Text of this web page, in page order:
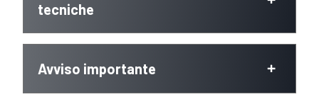
tecniche
Avviso importante